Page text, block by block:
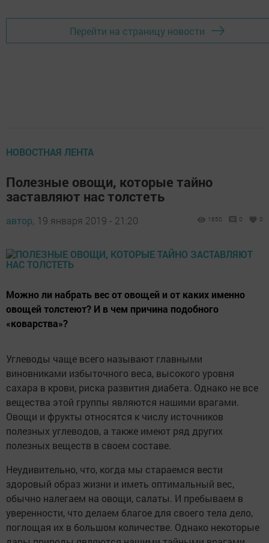
Перейти на страницу новости
НОВОСТНАЯ ЛЕНТА
Полезные овощи, которые тайно
заставляют нас толстеть
автор, 19 января 2019 - 21:20 1650 0 0
Можно ли набрать вес от овощей и от каких именно
овощей толстеют? И в чем причина подобного
«коварства»?
Углеводы чаще всего называют главными
виновниками избыточного веса, высокого уровня
сахара в крови, риска развития диабета. Однако не все
вещества этой группы являются нашими врагами.
Овощи и фрукты относятся к числу источников
полезных углеводов, а также имеют ряд других
полезных веществ в своем составе.
Неудивительно, что, когда мы стараемся вести
здоровый образ жизни и иметь оптимальный вес,
обычно налегаем на овощи, салаты. И пребываем в
уверенности, что делаем благое для своего тела дело,
поглощая их в большом количестве. Однако некоторые